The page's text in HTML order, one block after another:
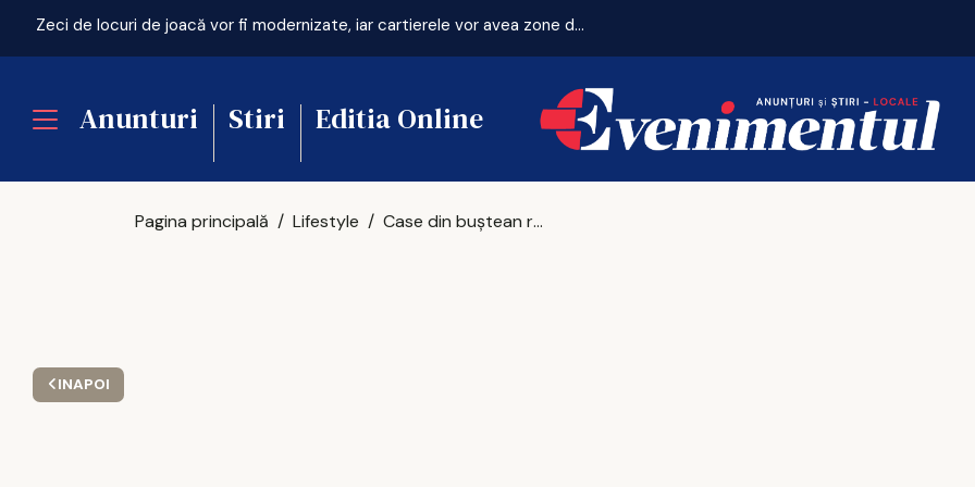
Zeci de locuri de joacă vor fi modernizate, iar cartierele vor avea zone de fitness
Anunturi Stiri Editia Online
INAPOI
Pagina principală Lifestyle Case din buștean rotund – tradiție, eficiență și viață sănătoasă